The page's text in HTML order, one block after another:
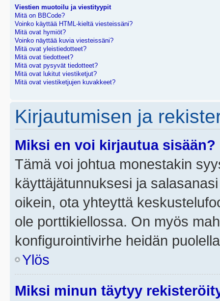
Viestien muotoilu ja viestityypit
Mitä on BBCode?
Voinko käyttää HTML-kieltä viesteissäni?
Mitä ovat hymiöt?
Voinko näyttää kuvia viesteissäni?
Mitä ovat yleistiedotteet?
Mitä ovat tiedotteet?
Mitä ovat pysyvät tiedotteet?
Mitä ovat lukitut viestiketjut?
Mitä ovat viestiketjujen kuvakkeet?
Kirjautumisen ja
Miksi en voi kirjautua sisään?
Tämä voi johtua monestakin
käyttäjätunnuksesi ja
oikein, ota yhteyttä
ole porttikiellossa. On myös
konfigurointivirhe heidän
Ylös
Miksi minun täytyy